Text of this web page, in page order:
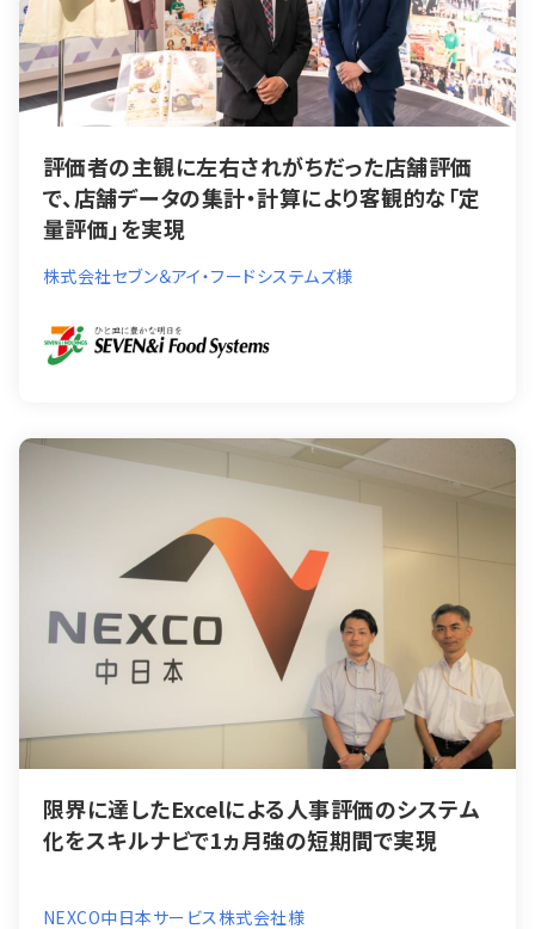
評価者の主観に左右されがちだった店舗評価
で、店舗データの集計・計算により客観的な「定
量評価」を実現
株式会社セブン＆アイ・フードシステムズ様
限界に達したExcelによる人事評価のシステム
化をスキルナビで1ヵ月強の短期間で実現
NEXCO中日本サービス株式会社様